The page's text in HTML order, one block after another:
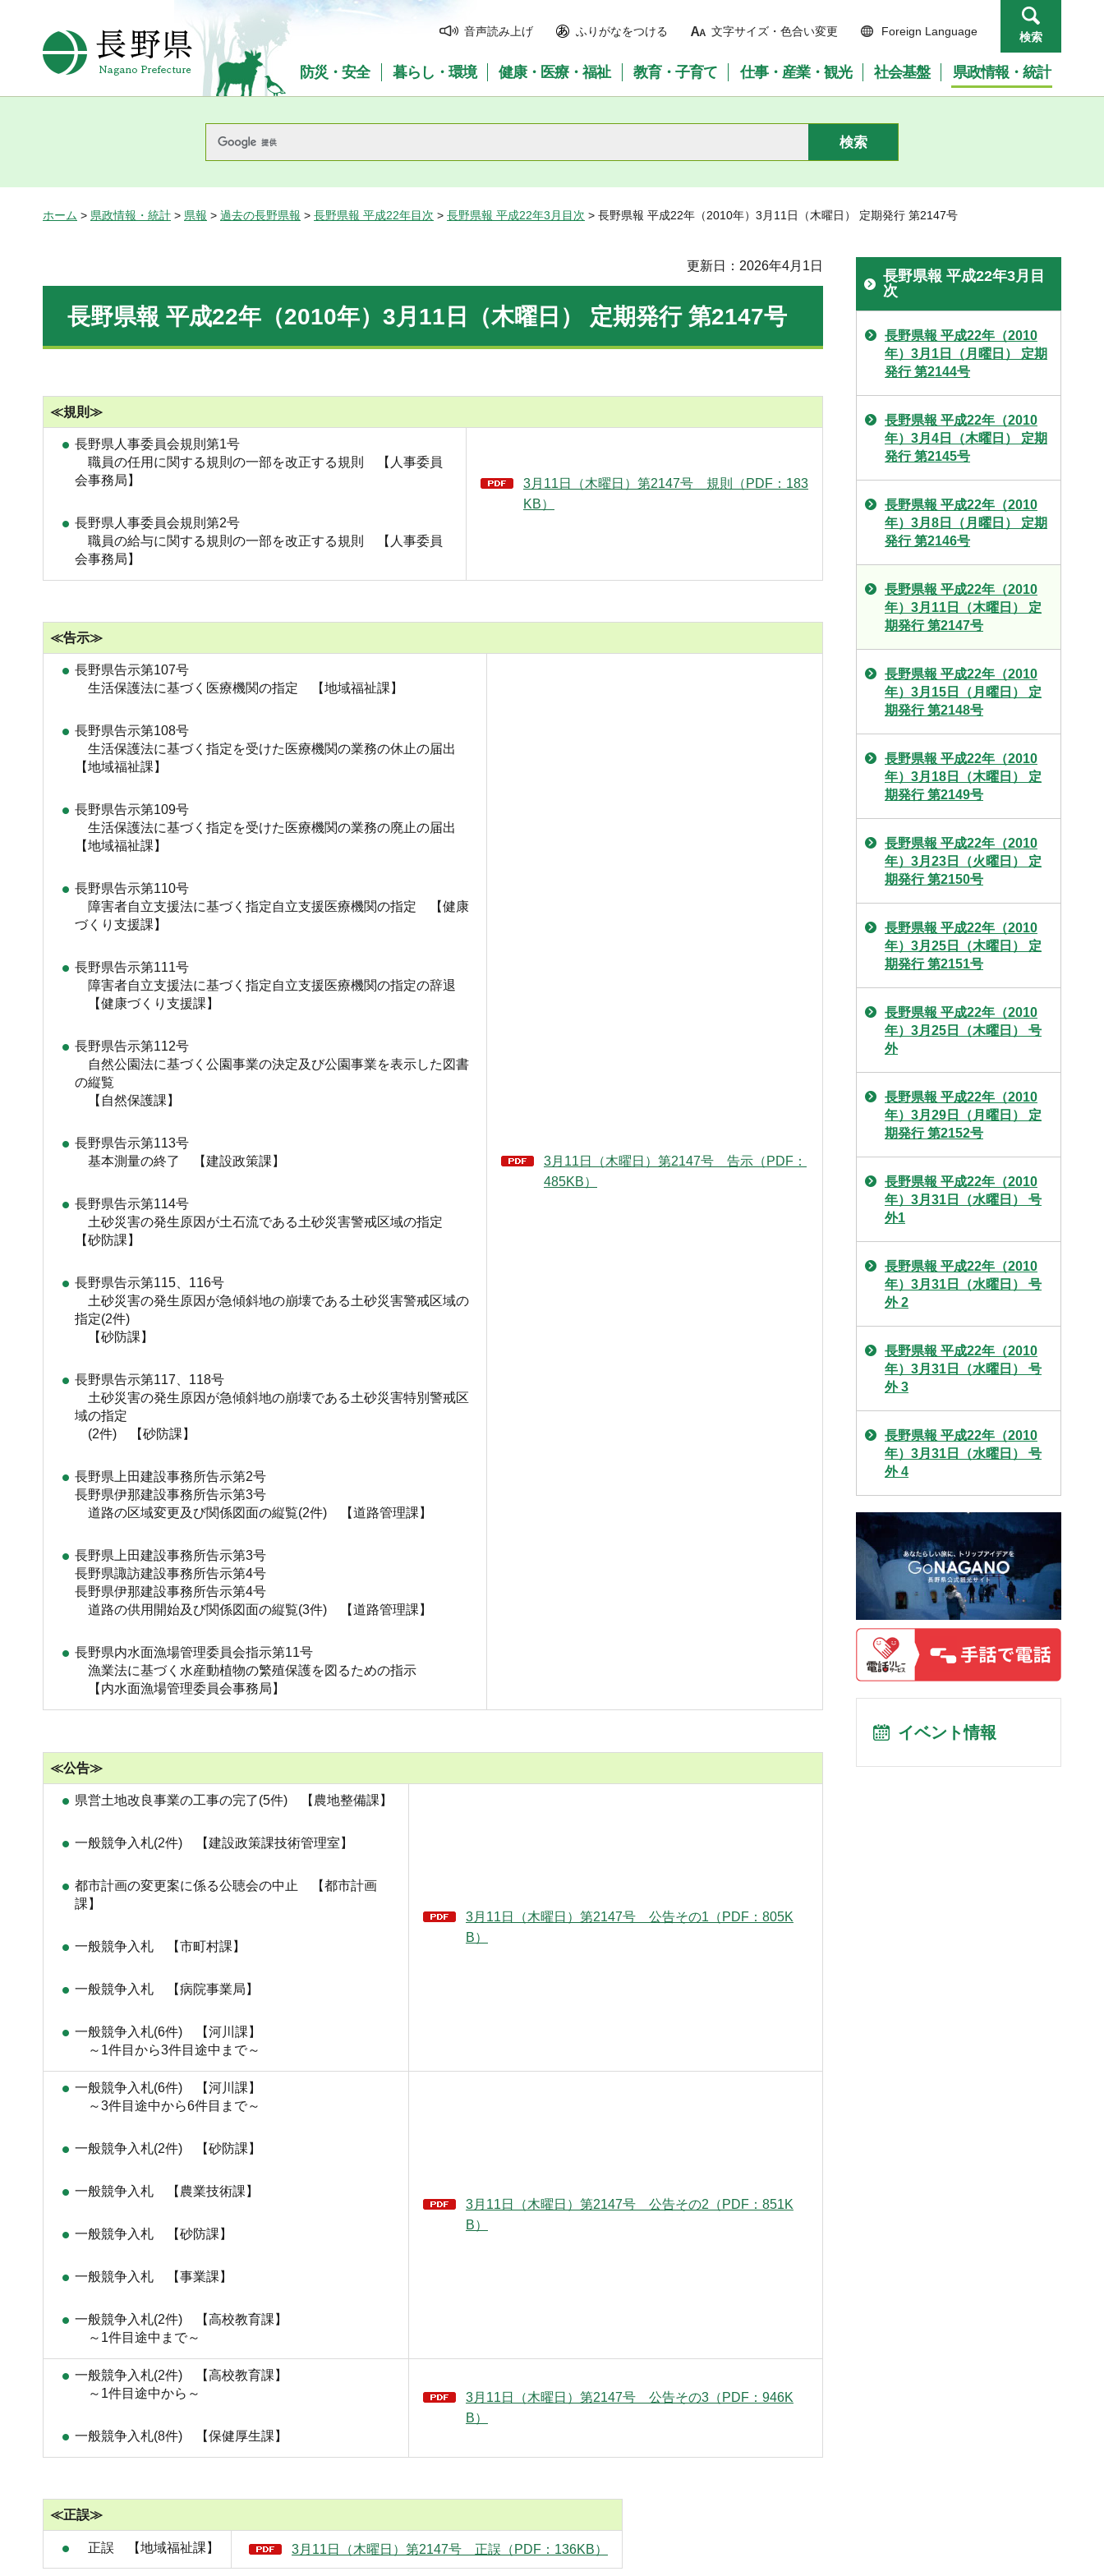
長野県Nagano Prefecture
音声読み上げ ふりがなをつける 文字サイズ・色合い変更 Foreign Language 検索
防災・安全 暮らし・環境 健康・医療・福祉 教育・子育て 仕事・産業・観光 社会基盤 県政情報・統計
ホーム > 県政情報・統計 > 県報 > 過去の長野県報 > 長野県報 平成22年目次 > 長野県報 平成22年3月目次 > 長野県報 平成22年（2010年）3月11日（木曜日） 定期発行 第2147号
更新日：2026年4月1日
長野県報 平成22年（2010年）3月11日（木曜日） 定期発行 第2147号
≪規則≫
長野県人事委員会規則第1号
職員の任用に関する規則の一部を改正する規則 【人事委員
会事務局】
長野県人事委員会規則第2号
職員の給与に関する規則の一部を改正する規則 【人事委員
会事務局】
3月11日（木曜日）第2147号 規則（PDF：183
KB）
≪告示≫
長野県告示第107号
生活保護法に基づく医療機関の指定 【地域福祉課】
長野県告示第108号
生活保護法に基づく指定を受けた医療機関の業務の休止の届出
【地域福祉課】
長野県告示第109号
生活保護法に基づく指定を受けた医療機関の業務の廃止の届出
【地域福祉課】
長野県告示第110号
障害者自立支援法に基づく指定自立支援医療機関の指定 【健康
づくり支援課】
長野県告示第111号
障害者自立支援法に基づく指定自立支援医療機関の指定の辞退
【健康づくり支援課】
長野県告示第112号
自然公園法に基づく公園事業の決定及び公園事業を表示した図書
の縦覧
【自然保護課】
長野県告示第113号
基本測量の終了 【建設政策課】
長野県告示第114号
土砂災害の発生原因が土石流である土砂災害警戒区域の指定
【砂防課】
長野県告示第115、116号
土砂災害の発生原因が急傾斜地の崩壊である土砂災害警戒区域の
指定(2件)
【砂防課】
長野県告示第117、118号
土砂災害の発生原因が急傾斜地の崩壊である土砂災害特別警戒区
域の指定
(2件) 【砂防課】
長野県上田建設事務所告示第2号
長野県伊那建設事務所告示第3号
道路の区域変更及び関係図面の縦覧(2件) 【道路管理課】
長野県上田建設事務所告示第3号
長野県諏訪建設事務所告示第4号
長野県伊那建設事務所告示第4号
道路の供用開始及び関係図面の縦覧(3件) 【道路管理課】
長野県内水面漁場管理委員会指示第11号
漁業法に基づく水産動植物の繁殖保護を図るための指示
【内水面漁場管理委員会事務局】
3月11日（木曜日）第2147号 告示（PDF：
485KB）
≪公告≫
県営土地改良事業の工事の完了(5件) 【農地整備課】
一般競争入札(2件) 【建設政策課技術管理室】
都市計画の変更案に係る公聴会の中止 【都市計画
課】
一般競争入札 【市町村課】
一般競争入札 【病院事業局】
一般競争入札(6件) 【河川課】
～1件目から3件目途中まで～
3月11日（木曜日）第2147号 公告その1（PDF：805K
B）
一般競争入札(6件) 【河川課】
～3件目途中から6件目まで～
一般競争入札(2件) 【砂防課】
一般競争入札 【農業技術課】
一般競争入札 【砂防課】
一般競争入札 【事業課】
一般競争入札(2件) 【高校教育課】
～1件目途中まで～
3月11日（木曜日）第2147号 公告その2（PDF：851K
B）
一般競争入札(2件) 【高校教育課】
～1件目途中から～
一般競争入札(8件) 【保健厚生課】
3月11日（木曜日）第2147号 公告その3（PDF：946K
B）
≪正誤≫
正誤 【地域福祉課】 3月11日（木曜日）第2147号 正誤（PDF：136KB）
長野県報 平成22年3月目
次
長野県報 平成22年（2010
年）3月1日（月曜日） 定期
発行 第2144号
長野県報 平成22年（2010
年）3月4日（木曜日） 定期
発行 第2145号
長野県報 平成22年（2010
年）3月8日（月曜日） 定期
発行 第2146号
長野県報 平成22年（2010
年）3月11日（木曜日） 定
期発行 第2147号
長野県報 平成22年（2010
年）3月15日（月曜日） 定
期発行 第2148号
長野県報 平成22年（2010
年）3月18日（木曜日） 定
期発行 第2149号
長野県報 平成22年（2010
年）3月23日（火曜日） 定
期発行 第2150号
長野県報 平成22年（2010
年）3月25日（木曜日） 定
期発行 第2151号
長野県報 平成22年（2010
年）3月25日（木曜日） 号
外
長野県報 平成22年（2010
年）3月29日（月曜日） 定
期発行 第2152号
長野県報 平成22年（2010
年）3月31日（水曜日） 号
外1
長野県報 平成22年（2010
年）3月31日（水曜日） 号
外 2
長野県報 平成22年（2010
年）3月31日（水曜日） 号
外 3
長野県報 平成22年（2010
年）3月31日（水曜日） 号
外 4
イベント情報